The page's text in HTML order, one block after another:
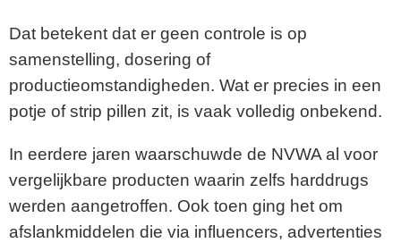
Dat betekent dat er geen controle is op
samenstelling, dosering of
productieomstandigheden. Wat er precies in een
potje of strip pillen zit, is vaak volledig onbekend.
In eerdere jaren waarschuwde de NVWA al voor
vergelijkbare producten waarin zelfs harddrugs
werden aangetroffen. Ook toen ging het om
afslankmiddelen die via influencers, advertenties